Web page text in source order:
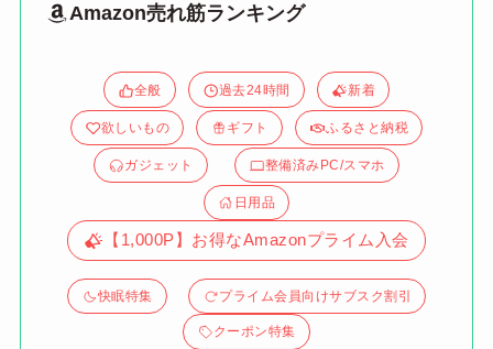
Amazon売れ筋ランキング
全般 過去24時間 新着
欲しいもの ギフト ふるさと納税
ガジェット 整備済みPC/スマホ
日用品
【1,000P】お得なAmazonプライム入会
快眠特集 プライム会員向けサブスク割引
クーポン特集